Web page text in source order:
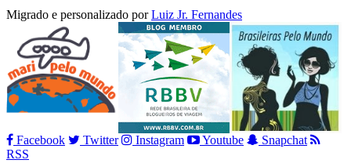
Migrado e personalizado porLuiz Jr. Fernandes
Facebook Twitter Instagram Youtube
Snapchat
RSS